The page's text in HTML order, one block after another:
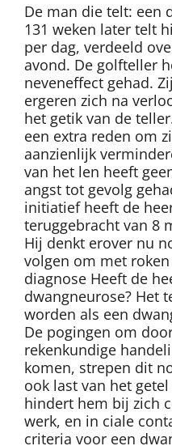
De man die telt: een
131 weken later telt
per dag, verdeeld
avond. De golfteller
neveneffect gehad.
ergeren zich na
het getik van de
een extra reden om
aanzienlijk
van het len heeft
angst tot gevolg
initiatief heeft de
teruggebracht van 8
Hij denkt erover nu
volgen om met
diagnose Heeft de
dwangneurose? Het
worden als een
De pogingen om
rekenkundige
komen, strepen dit
ook last van het
hindert hem bij zich
werk, en in ciale
criteria voor een